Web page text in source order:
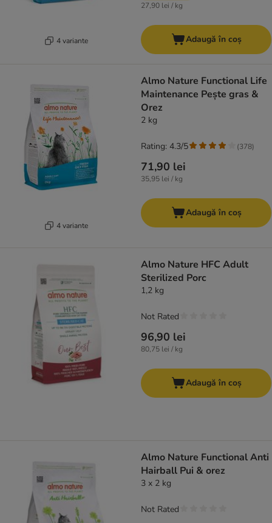
4 variante
27,90 lei / kg
Adaugă în coș
4 variante
Almo Nature Functional Life
Maintenance Pește gras &
Orez
2 kg
71,90 lei
35,95 lei / kg
Rating: 4.3/5 (378)
Adaugă în coș
Almo Nature HFC Adult
Sterilized Porc
1,2 kg
96,90 lei
80,75 lei / kg
Not Rated
Adaugă în coș
Almo Nature Functional Anti
Hairball Pui & orez
3 x 2 kg
Not Rated